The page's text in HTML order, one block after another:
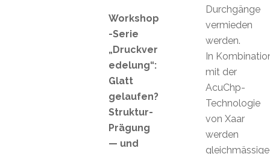
Durchgänge
vermieden
werden.
In
mit der
AcuChp-
Technologie
von Xaar
werden
gleichmässige
Workshop
-Serie
„Druckver
edelung“:
Glatt
gelaufen?
Struktur-
Prägung
— und